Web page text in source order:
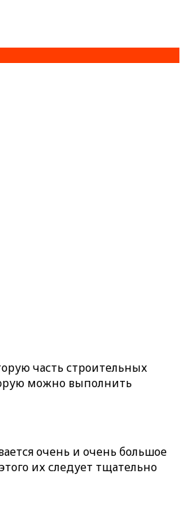
часть строительных
можно выполнить
очень и очень большое
их следует тщательно